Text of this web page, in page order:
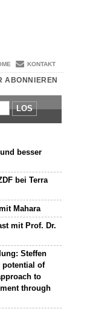
KONTAKT
ABONNIEREN
LOS
besser
bei Terra
Mahara
mit Prof. Dr.
Steffen
potential of
to
through